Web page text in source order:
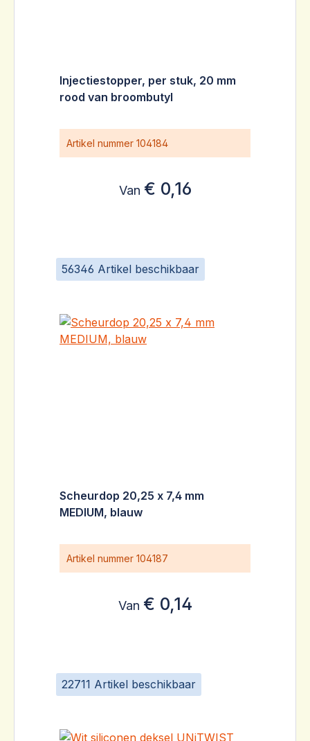
56346 Artikel beschikbaar
Injectiestopper, per stuk, 20 mm
rood van broombutyl
Artikel nummer 104184
Van € 0,16
22711 Artikel beschikbaar
Scheurdop 20,25 x 7,4 mm
MEDIUM, blauw
Artikel nummer 104187
Van € 0,14